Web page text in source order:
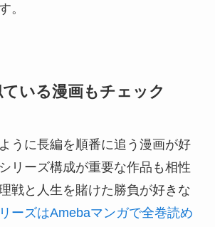
。
ている漫画もチェック
うに長編を順番に追う漫画が好
リーズ構成が重要な作品も相性
戦と人生を賭けた勝負が好きな
ーズはAmebaマンガで全巻読め